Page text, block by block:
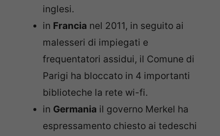
inglesi.
in Francia nel 2011, in seguito ai
malesseri di impiegati e
frequentatori assidui, il Comune di
Parigi ha bloccato in 4 importanti
biblioteche la rete wi-fi.
in Germania il governo Merkel ha
espressamento chiesto ai tedeschi